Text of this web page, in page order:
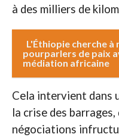
à des milliers de
L'Éthiopie cherche à
pourparlers de paix
médiation africaine
Cela intervient dans
la crise des barrages,
négociations